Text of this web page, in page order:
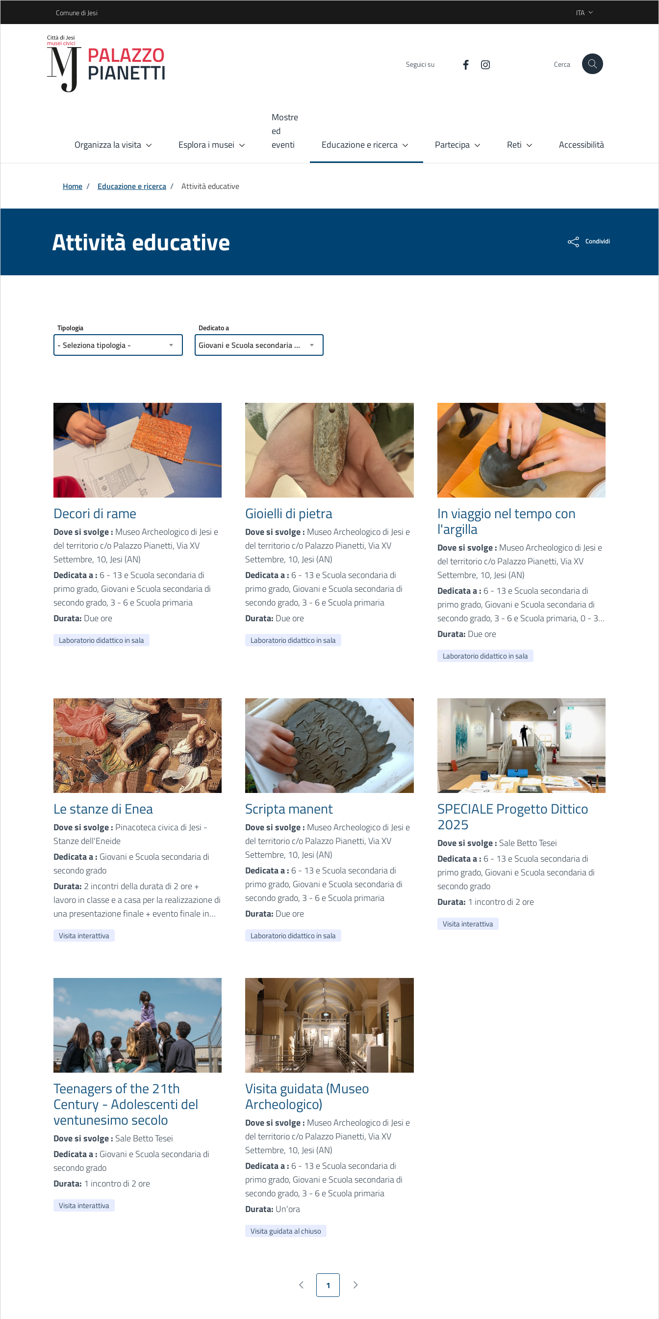
Skip to Main ContentComune di Jesi SELEZIONE LINGUA:
ITA
PALAZZO
PIANETTI Seguici su Cerca
Organizza la visita Esplora i musei
Mostre
ed
eventi
Educazione e ricerca Partecipa Reti Accessibilità
Home / Educazione e ricerca / Attività educative
Attività educative Condividi
Tipologia
- Seleziona tipologia -
Dedicato a
Giovani e Scuola secondaria di secondo grado
Decori di rame
Dove si svolge : Museo Archeologico di Jesi e
del territorio c/o Palazzo Pianetti, Via XV
Settembre, 10, Jesi (AN)
Dedicata a : 6 - 13 e Scuola secondaria di
primo grado, Giovani e Scuola secondaria di
secondo grado, 3 - 6 e Scuola primaria
Durata: Due ore
Laboratorio didattico in sala
Gioielli di pietra
Dove si svolge : Museo Archeologico di Jesi e
del territorio c/o Palazzo Pianetti, Via XV
Settembre, 10, Jesi (AN)
Dedicata a : 6 - 13 e Scuola secondaria di
primo grado, Giovani e Scuola secondaria di
secondo grado, 3 - 6 e Scuola primaria
Durata: Due ore
Laboratorio didattico in sala
In viaggio nel tempo con
l'argilla
Dove si svolge : Museo Archeologico di Jesi e
del territorio c/o Palazzo Pianetti, Via XV
Settembre, 10, Jesi (AN)
Dedicata a : 6 - 13 e Scuola secondaria di
primo grado, Giovani e Scuola secondaria di
secondo grado, 3 - 6 e Scuola primaria, 0 - 3 e
Scuola dell'infanzia
Durata: Due ore
Laboratorio didattico in sala
Le stanze di Enea
Dove si svolge : Pinacoteca civica di Jesi -
Stanze dell'Eneide
Dedicata a : Giovani e Scuola secondaria di
secondo grado
Durata: 2 incontri della durata di 2 ore +
lavoro in classe e a casa per la realizzazione di
una presentazione finale + evento finale in
Pinacoteca a fine anno scolastico con i
genitori. E’ possibile anche concentrare il
approfondimenti.
Visita interattiva
Scripta manent
Dove si svolge : Museo Archeologico di Jesi e
del territorio c/o Palazzo Pianetti, Via XV
Settembre, 10, Jesi (AN)
Dedicata a : 6 - 13 e Scuola secondaria di
primo grado, Giovani e Scuola secondaria di
secondo grado, 3 - 6 e Scuola primaria
Durata: Due ore
Laboratorio didattico in sala
SPECIALE Progetto Dittico
2025
Dove si svolge : Sale Betto Tesei
Dedicata a : 6 - 13 e Scuola secondaria di
primo grado, Giovani e Scuola secondaria di
secondo grado
Durata: 1 incontro di 2 ore
Visita interattiva
Teenagers of the 21th
Century - Adolescenti del
ventunesimo secolo
Dove si svolge : Sale Betto Tesei
Dedicata a : Giovani e Scuola secondaria di
secondo grado
Durata: 1 incontro di 2 ore
Visita interattiva
Visita guidata (Museo
Archeologico)
Dove si svolge : Museo Archeologico di Jesi e
del territorio c/o Palazzo Pianetti, Via XV
Settembre, 10, Jesi (AN)
Dedicata a : 6 - 13 e Scuola secondaria di
primo grado, Giovani e Scuola secondaria di
secondo grado, 3 - 6 e Scuola primaria
Durata: Un'ora
Visita guidata al chiuso
Pagina precedente
1 Pagina successiva